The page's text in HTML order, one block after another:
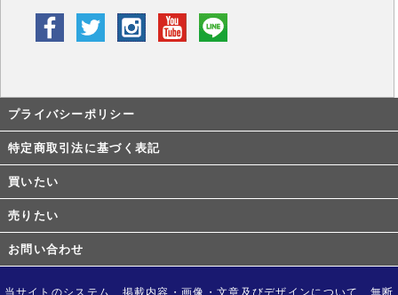
プライバシーポリシー
特定商取引法に基づく表記
買いたい
売りたい
お問い合わせ
当サイトのシステム、掲載内容・画像・文章及びデザインについて、無断